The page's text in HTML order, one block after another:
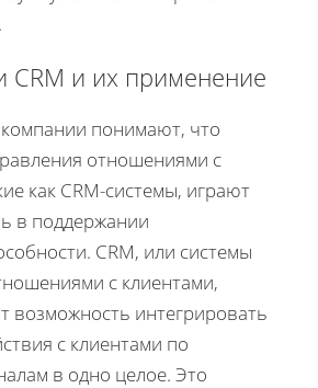
CRM и их применение
понимают, что
отношениями с
как CRM-системы, играют
в поддержании
CRM, или системы
с клиентами,
возможность интегрировать
с клиентами по
в одно целое. Это